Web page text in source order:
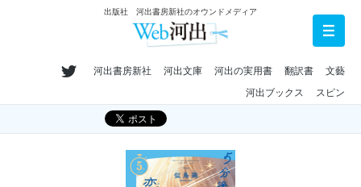
出版社 河出書房新社のオウンドメディア
河出書房新社 河出文庫 河出の実用書 翻訳書
文藝
河出ブックス
スピン